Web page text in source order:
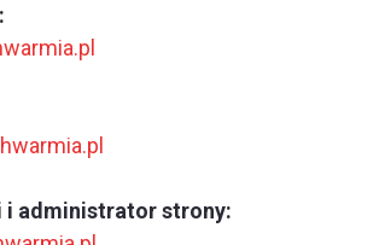
i administrator strony: